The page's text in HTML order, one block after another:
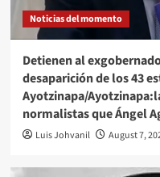
Noticias del momento
Detienen al
desaparición de los 43
Ayotzinapa/
normalistas que Ángel
Luis Johvanil August 7,